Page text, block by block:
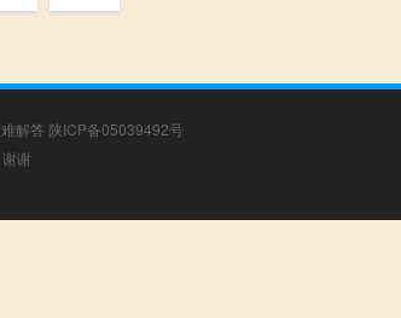
解答 陕ICP备05039492号
谢